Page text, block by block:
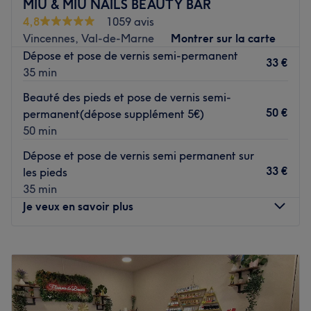
intensifier votre regard et vous offrir un résultat sur
mesure.
Voir le salon
MIU & MIU NAILS BEAUTY BAR
4,8
1059 avis
Vincennes, Val-de-Marne
Montrer sur la carte
Dépose et pose de vernis semi-permanent
35 min
33 €
Beauté des pieds et pose de vernis semi-
permanent(dépose supplément 5€)
50 min
50 €
Dépose et pose de vernis semi permanent sur
les pieds
35 min
33 €
Je veux en savoir plus
10:00–19:30
Mercredi
10:00– 19:30
Jeudi
10:00 –19:30